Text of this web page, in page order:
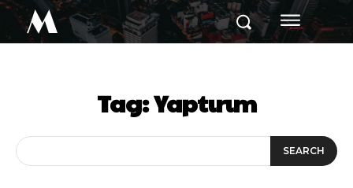
M
Tag:Yaptırım
SEARCH